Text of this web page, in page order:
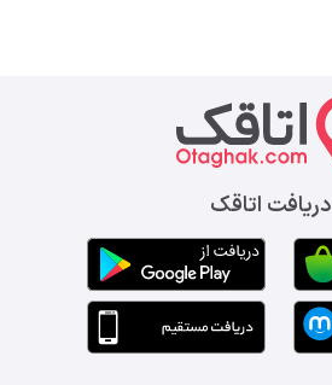
دریافت اتاقک